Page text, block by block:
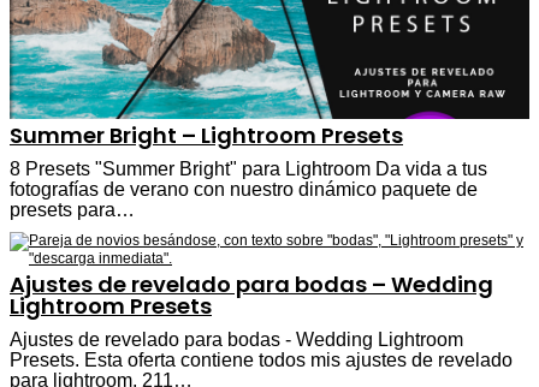
Summer Bright – Lightroom Presets
8 Presets "Summer Bright" para Lightroom Da vida a tus
fotografías de verano con nuestro dinámico paquete de
presets para…
Ajustes de revelado para bodas – Wedding
Lightroom Presets
Ajustes de revelado para bodas - Wedding Lightroom
Presets. Esta oferta contiene todos mis ajustes de revelado
para lightroom, 211…